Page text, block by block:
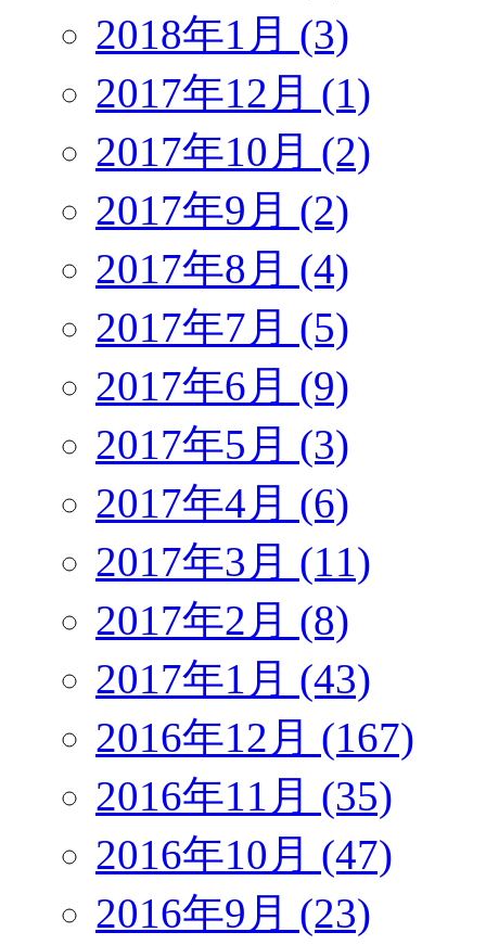
2018年1月 (3)
2017年12月 (1)
2017年10月 (2)
2017年9月 (2)
2017年8月 (4)
2017年7月 (5)
2017年6月 (9)
2017年5月 (3)
2017年4月 (6)
2017年3月 (11)
2017年2月 (8)
2017年1月 (43)
2016年12月 (167)
2016年11月 (35)
2016年10月 (47)
2016年9月 (23)